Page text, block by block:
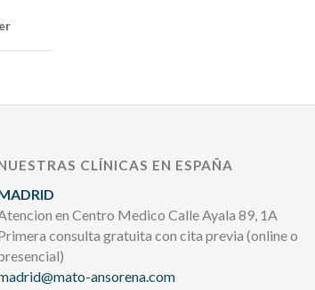
CLÍNICAS EN ESPAÑA
en Centro Medico Calle Ayala 89, 1A
consulta gratuita con cita previa (online o
ansorena.com